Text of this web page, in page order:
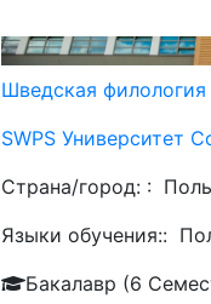
Шведская
SWPS Университет
Страна/город: :
Языки обучения::
Бакалавр (6